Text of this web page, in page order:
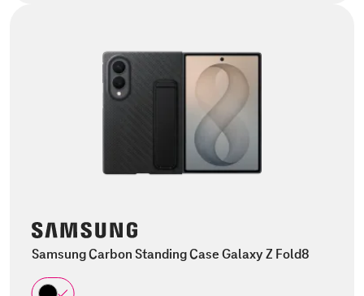
Samsung Carbon Standing Case Galaxy Z Fold8